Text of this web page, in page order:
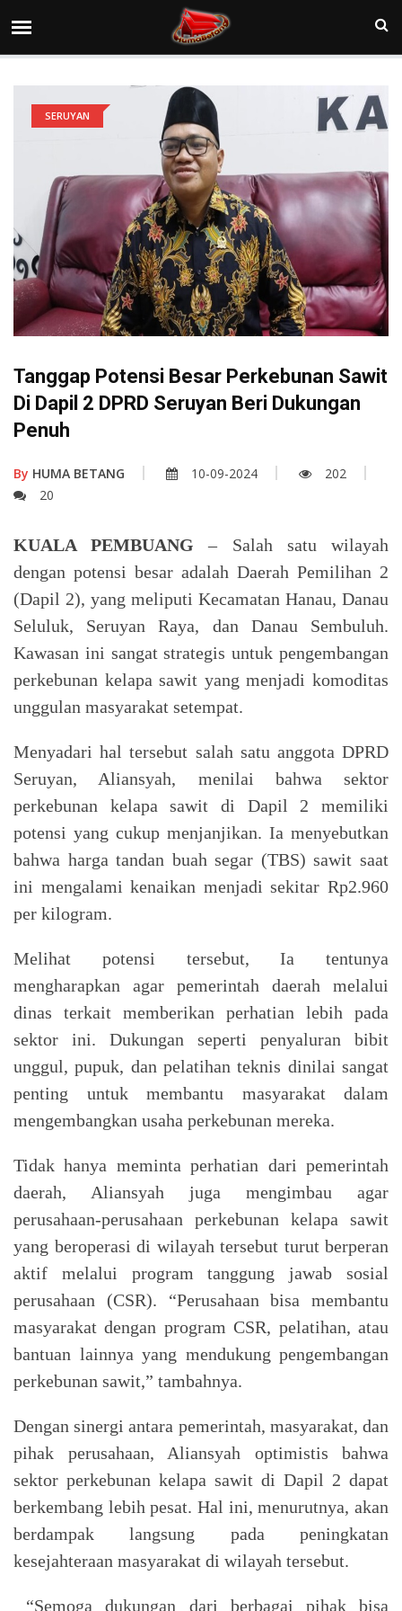
SERUYAN
Tanggap Potensi Besar Perkebunan Sawit
Di Dapil 2 DPRD Seruyan Beri Dukungan
Penuh
By HUMA BETANG 10-09-2024
202
20
KUALA PEMBUANG – Salah satu wilayah
dengan potensi besar adalah Daerah Pemilihan 2
(Dapil 2), yang meliputi Kecamatan Hanau, Danau
Seluluk, Seruyan Raya, dan Danau Sembuluh.
Kawasan ini sangat strategis untuk pengembangan
perkebunan kelapa sawit yang menjadi komoditas
unggulan masyarakat setempat.
Menyadari hal tersebut salah satu anggota DPRD
Seruyan, Aliansyah, menilai bahwa sektor
perkebunan kelapa sawit di Dapil 2 memiliki
potensi yang cukup menjanjikan. Ia menyebutkan
bahwa harga tandan buah segar (TBS) sawit saat
ini mengalami kenaikan menjadi sekitar Rp2.960
per kilogram.
Melihat potensi tersebut, Ia tentunya
mengharapkan agar pemerintah daerah melalui
dinas terkait memberikan perhatian lebih pada
sektor ini. Dukungan seperti penyaluran bibit
unggul, pupuk, dan pelatihan teknis dinilai sangat
penting untuk membantu masyarakat dalam
mengembangkan usaha perkebunan mereka.
Tidak hanya meminta perhatian dari pemerintah
daerah, Aliansyah juga mengimbau agar
perusahaan-perusahaan perkebunan kelapa sawit
yang beroperasi di wilayah tersebut turut berperan
aktif melalui program tanggung jawab sosial
perusahaan (CSR). “Perusahaan bisa membantu
masyarakat dengan program CSR, pelatihan, atau
bantuan lainnya yang mendukung pengembangan
perkebunan sawit,” tambahnya.
Dengan sinergi antara pemerintah, masyarakat, dan
pihak perusahaan, Aliansyah optimistis bahwa
sektor perkebunan kelapa sawit di Dapil 2 dapat
berkembang lebih pesat. Hal ini, menurutnya, akan
berdampak langsung pada peningkatan
kesejahteraan masyarakat di wilayah tersebut.
“Semoga dukungan dari berbagai pihak bisa